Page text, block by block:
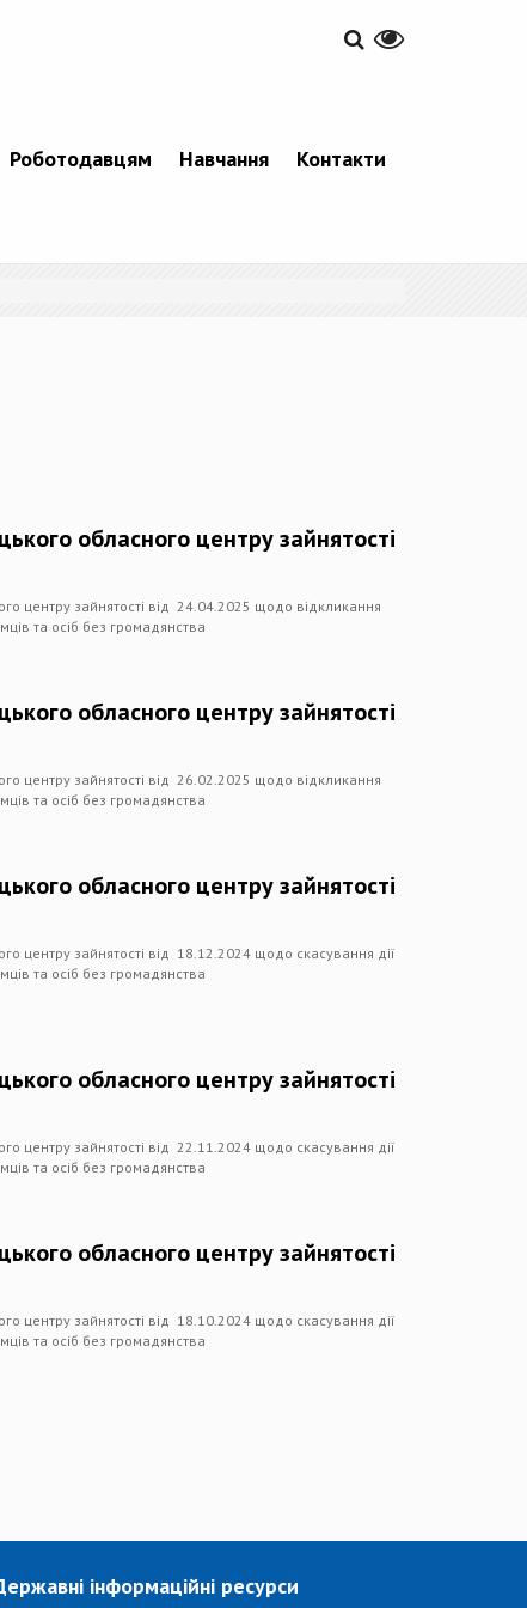
Роботодавцям Навчання Контакти
обласного центру зайнятості
центру зайнятості від 24.04.2025 щодо відкликання
та осіб без громадянства
обласного центру зайнятості
центру зайнятості від 26.02.2025 щодо відкликання
та осіб без громадянства
обласного центру зайнятості
центру зайнятості від 18.12.2024 щодо скасування дії
та осіб без громадянства
обласного центру зайнятості
центру зайнятості від 22.11.2024 щодо скасування дії
та осіб без громадянства
обласного центру зайнятості
центру зайнятості від 18.10.2024 щодо скасування дії
та осіб без громадянства
інформаційні ресурси